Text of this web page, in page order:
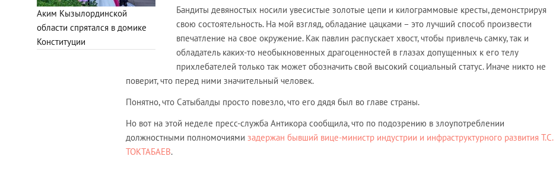
Аким Кызылординской
области спрятался в домике
Конституции
Бандиты девяностых носили увесистые золотые цепи и килограммовые кресты, демонстрируя
свою состоятельность. На мой взгляд, обладание цацками – это лучший способ произвести
впечатление на свое окружение. Как павлин распускает хвост, чтобы привлечь самку, так и
обладатель каких-то необыкновенных драгоценностей в глазах допущенных к его телу
прихлебателей только так может обозначить свой высокий социальный статус. Иначе никто не
поверит, что перед ними значительный человек.
Понятно, что Сатыбалды просто повезло, что его дядя был во главе страны.
Но вот на этой неделе пресс-служба Антикора сообщила, что по подозрению в злоупотреблении
должностными полномочиями задержан бывший вице-министр индустрии и инфраструктурного развития Т.С.
ТОКТАБАЕВ.